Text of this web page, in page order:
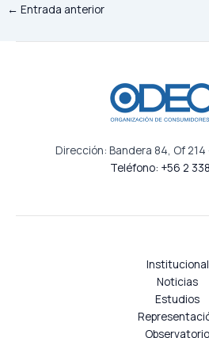
← Entrada anterior
Dirección: Bandera 84, Of
Teléfono: +56 2
Institucional
Noticias
Estudios
Observatorio